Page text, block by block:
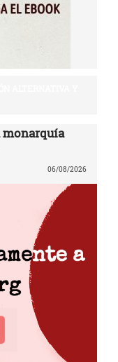
monarquía
06/08/2026